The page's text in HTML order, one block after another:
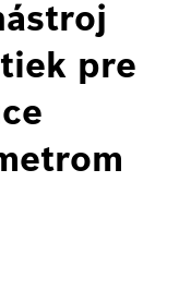
pre